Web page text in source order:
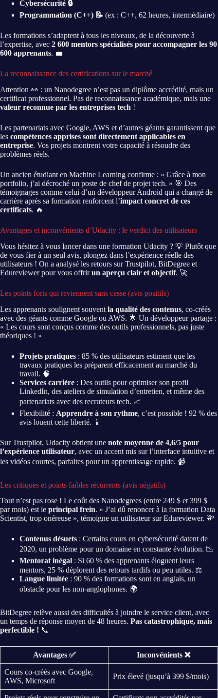
Cybersécurité 🔒
Programmation (C++) 📝 (ex : C++, 62 heures, intermédiaire)
Les formations s’adaptent à tous les niveaux, de la découverte à
l’expertise, avec 2 600 mentors spécialisés pour accompagner les 90
600 apprenants. 💼
La reconnaissance des certifications sur le marché
Attention 👀 : un Nanodegree n’est pas un diplôme accrédité, mais un
certificat professionnel. Pas de reconnaissance académique, mais une
valeur reconnue par les entreprises tech !
Les partenariats avec Google, AWS et d’autres géants garantissent que
les compétences apprises sont directement applicables en
entreprise. Vos projets montrent votre capacité à résoudre des
problèmes réels.
Un ancien étudiant en Machine Learning confirme : « Grâce à mon
portfolio, j’ai décroché un poste de chef de projet tech. » 🎯 Des
témoignages comme celui d’un développeur Android qui a changé de
carrière après sa formation renforcent l’impact concret de ces
certificats. 🔥
Avantages et inconvénients d’Udacity : le verdict des utilisateurs
Vous hésitez à vous lancer dans une formation Udacity ? 💡 Plutôt que
de vous fier à un seul avis, plongez dans l’expérience réelle des
utilisateurs ! On a analysé les retours sur Trustpilot, BitDegree et
Edureviewer pour vous offrirun aperçu clair et objectif. 🚀
Les points forts qui reviennent sans cesse (avis positifs)
Les apprenants soulignent souvent la qualité des contenus, co-créés
avec des géants comme Google ou AWS. 🌟 Un développeur partage :
« Les cours sont conçus comme des outils professionnels, pas juste
théoriques ! »
Projets pratiques : 85 % des utilisateurs estiment que les
travaux pratiques les préparent efficacement au marché du
travail. 🧠
Services carrière : Des outils pour optimiser son profil
LinkedIn, des ateliers de simulation d’entretien, et même des
partenariats avec des recruteurs tech. 📈
Flexibilité : Apprendre à son rythme, c’est possible ! 92 % des
avis louent cette liberté. 📱
Sur Trustpilot, Udacity obtient une note moyenne de 4,6/5 pour
l’expérience utilisateur, avec un accent mis sur l’interface intuitive et
les vidéos courtes, parfaites pour un apprentissage rapide. 📹
Les critiques et points faibles récurrents (avis négatifs)
Tout n’est pas rose ! Le coût des Nanodegrees (entre 249 $ et 399 $
par mois) est le principal frein. « J’ai dû renoncer à la formation Data
Scientist, trop onéreuse », témoigne un utilisateur sur Edureviewer. 💸
Contenus désuets : Certains cours en cybersécurité datent de
2020, un problème pour un domaine en constante évolution. 📉
Mentorat inégal : Si 60 % des apprenants éloguent leurs
mentors, 25 % déplorent des retours tardifs ou peu utiles. ⚖️
Langue limitée : 90 % des formations sont en anglais, un
obstacle pour les non-anglophones. 🌍
BitDegree relève aussi des difficultés à joindre le service client, avec
un temps de réponse moyen de 48 heures. Pas catastrophique, mais
perfectible ! 📞
Avantages ✅ Inconvénients ❌
Cours co-créés avec Google,
AWS, Microsoft
Prix élevé (jusqu’à 399 $/mois)